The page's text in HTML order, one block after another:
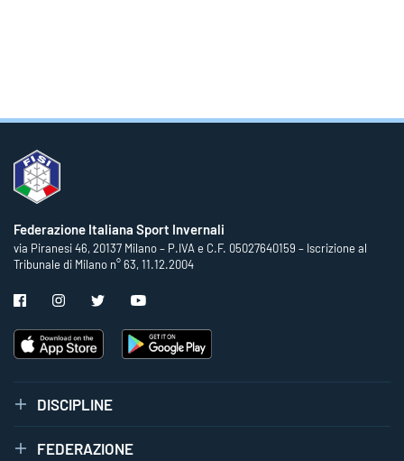
Federazione Italiana Sport Invernali
via Piranesi 46, 20137 Milano – P.IVA e C.F. 05027640159 – Iscrizione al
Tribunale di Milano n° 63, 11.12.2004
DISCIPLINE
FEDERAZIONE